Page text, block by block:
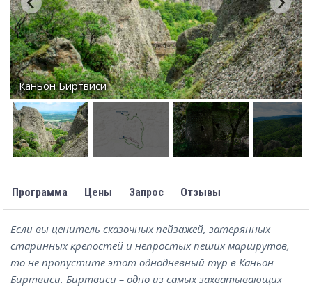
Каньон Биртвиси
Программа Цены Запрос Отзывы
Если вы ценитель сказочных пейзажей, затерянных
старинных крепостей и непростых пеших маршрутов,
то не пропустите этот однодневный тур в Каньон
Биртвиси. Биртвиси – одно из самых захватывающих